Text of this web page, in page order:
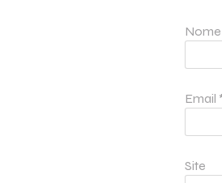
Nome
Email
Site